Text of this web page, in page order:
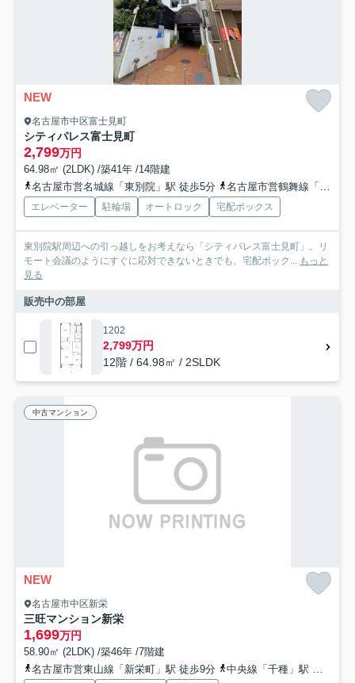
NEW
名古屋市中区富士見町
シティパレス富士見町
2,799万円
64.98㎡ (2LDK) /築41年 /14階建
名古屋市営名城線「東別院」駅 徒歩5分
名古屋市営鶴舞線「上前津」駅 徒歩6分
エレベーター 駐輪場 オートロック 宅配ボックス
東別院駅周辺への引っ越しをお考えなら「シティパレス富士見町」。リ
モート会議のようにすぐに応対できないときでも、宅配ボック... もっと
見る
販売中の部屋
1202
2,799万円
12階 / 64.98㎡ / 2SLDK
中古マンション
NEW
名古屋市中区新栄
三旺マンション新栄
1,699万円
58.90㎡ (2LDK) /築46年 /7階建
名古屋市営東山線「新栄町」駅 徒歩9分
中央線「千種」駅 徒歩12分